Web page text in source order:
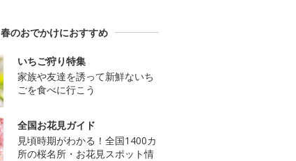
春のおでかけにおすすめ
いちご狩り特集
家族や友達を誘って新鮮ないち
ごを食べに行こう
全国お花見ガイド
見頃時期がわかる！全国1400カ
所の桜名所・お花見スポット情